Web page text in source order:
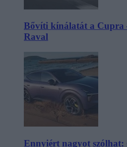
Bővíti kínálatát a Cupra
Raval
Ennyiért nagyot